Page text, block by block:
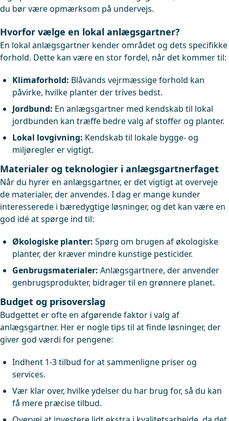
du bør være opmærksom på undervejs.
Hvorfor vælge en lokal anlægsgartner?
En lokal anlægsgartner kender området og dets specifikke
forhold. Dette kan være en stor fordel, når det kommer til:
Klimaforhold: Blåvands vejrmæssige forhold kan
påvirke, hvilke planter der trives bedst.
Jordbund: En anlægsgartner med kendskab til lokal
jordbunden kan træffe bedre valg af stoffer og planter.
Lokal lovgivning: Kendskab til lokale bygge- og
miljøregler er vigtigt.
Materialer og teknologier i anlægsgartnerfaget
Når du hyrer en anlægsgartner, er det vigtigt at overveje
de materialer, der anvendes. I dag er mange kunder
interesserede i bæredygtige løsninger, og det kan være en
god idé at spørge ind til:
Økologiske planter: Spørg om brugen af økologiske
planter, der kræver mindre kunstige pesticider.
Genbrugsmaterialer: Anlægsgartnere, der anvender
genbrugsprodukter, bidrager til en grønnere planet.
Budget og prisoverslag
Budgettet er ofte en afgørende faktor i valg af
anlægsgartner. Her er nogle tips til at finde løsninger, der
giver god værdi for pengene:
Indhent 1-3 tilbud for at sammenligne priser og
services.
Vær klar over, hvilke ydelser du har brug for, så du kan
få mere præcise tilbud.